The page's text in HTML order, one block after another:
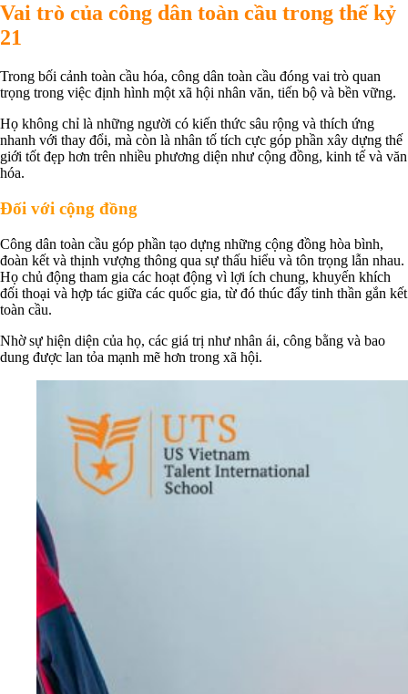
Vai trò của công dân toàn cầu trong thế kỷ
21
Trong bối cảnh toàn cầu hóa, công dân toàn cầu đóng vai trò quan
trọng trong việc định hình một xã hội nhân văn, tiến bộ và bền vững.
Họ không chỉ là những người có kiến thức sâu rộng và thích ứng
nhanh với thay đổi, mà còn là nhân tố tích cực góp phần xây dựng thế
giới tốt đẹp hơn trên nhiều phương diện như cộng đồng, kinh tế và văn
hóa.
Đối với cộng đồng
Công dân toàn cầu góp phần tạo dựng những cộng đồng hòa bình,
đoàn kết và thịnh vượng thông qua sự thấu hiểu và tôn trọng lẫn nhau.
Họ chủ động tham gia các hoạt động vì lợi ích chung, khuyến khích
đối thoại và hợp tác giữa các quốc gia, từ đó thúc đẩy tinh thần gắn kết
toàn cầu.
Nhờ sự hiện diện của họ, các giá trị như nhân ái, công bằng và bao
dung được lan tỏa mạnh mẽ hơn trong xã hội.